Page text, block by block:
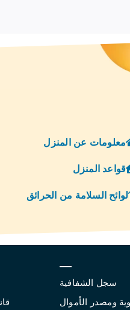
معلومات عن المنزل
قواعد المنزل
لوائح السلامة من الحرائق
سجل الشفافية
ومصدر الأموال